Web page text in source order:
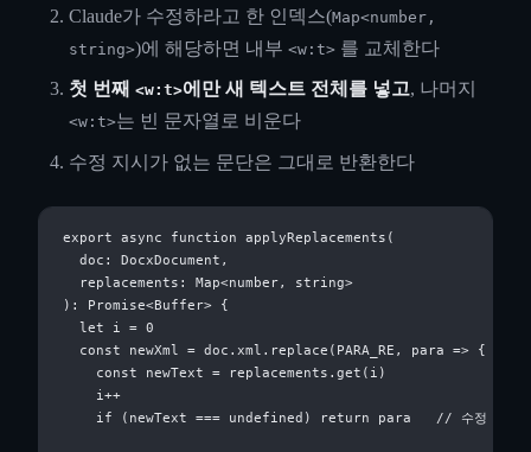
Claude가 수정하라고 한 인덱스(Map<number,
string>)에 해당하면 내부 <w:t> 를 교체한다
첫 번째 <w:t>에만 새 텍스트 전체를 넣고, 나머지
<w:t>는 빈 문자열로 비운다
수정 지시가 없는 문단은 그대로 반환한다
export async function applyReplacements(
  doc: DocxDocument,
  replacements: Map<number, string>
): Promise<Buffer> {
  let i = 0
  const newXml = doc.xml.replace(PARA_RE, para => {
    const newText = replacements.get(i)
    i++
if (newText === undefined) return para   // 수정 대상